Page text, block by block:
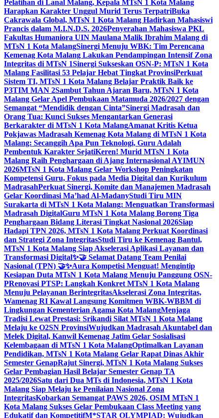
Pelatihan di Lanal Malang, Kepala MTsN 1 Kota Malang
Harapkan Karakter Unggul Murid Terus TerpatriBuka
Cakrawala Global, MTsN 1 Kota Malang Hadirkan Mahasiswi
Prancis dalam M.I.N.D.S. 2026Penyerahan Mahasiswa PKL
Fakultas Humaniora UIN Maulana Malik Ibrahim Malang di
MTsN 1 Kota MalangSinergi Menuju WBK: Tim Perencana
Kemenag Kota Malang Lakukan Pendampingan Intensif Zona
Integritas di MTsN 1Sinergi Sukseskan OSN-P: MTsN 1 Kota
Malang Fasilitasi 53 Pelajar Hebat Tingkat ProvinsiPerkuat
Sistem TI, MTsN 1 Kota Malang Belajar Praktik Baik ke
P3TIM MAN 2Sambut Tahun Ajaran Baru, MTsN 1 Kota
Malang Gelar Apel Pembukaan Matamuda 2026/2027 dengan
Semangat “Mendidik dengan Cinta”Sinergi Madrasah dan
Orang Tua: Kunci Sukses Mengantarkan Generasi
Berkarakter di MTsN 1 Kota MalangAmanat Kritis Ketua
Pokjawas Madrasah Kemenag Kota Malang di MTsN 1 Kota
Malang: Secanggih Apa Pun Teknologi, Guru Adalah
Pembentuk Karakter SejatiKeren! Murid MTsN 1 Kota
Malang Raih Penghargaan di Ajang Internasional AYIMUN
2026MTsN 1 Kota Malang Gelar Workshop Peningkatan
Kompetensi Guru, Fokus pada Media Digital dan Kurikulum
MadrasahPerkuat Sinergi, Komite dan Manajemen Madrasah
Gelar Koordinasi Ma’had Al-MadanyStudi Tiru MIN
Surakarta di MTsN 1 Kota Malang: Menguatkan Transformasi
Madrasah DigitalGuru MTsN 1 Kota Malang Borong Tiga
Penghargaan Bidang Literasi Tingkat Nasional 2026Siap
Hadapi TPN 2026, MTsN 1 Kota Malang Perkuat Koordinasi
dan Strategi Zona IntegritasStudi Tiru ke Kemenag Bantul,
MTsN 1 Kota Malang Siap Akselerasi Aplikasi Layanan dan
Transformasi Digital✨🤝 Selamat Datang Team Penilai
Nasional (TPN) 🤝✨Aura Kompetisi Menguat! Mengintip
Kesiapan Duta MTsN 1 Kota Malang Menuju Panggung OSN-
PRenovasi PTSP: Langkah Konkret MTsN 1 Kota Malang
Menuju Pelayanan BerintegritasAkselerasi Zona Integritas,
Wamenag RI Kawal Langsung Komitmen WBK-WBBM di
Lingkungan Kementerian Agama Kota MalangMenjaga
Tradisi Lewat Prestasi: Srikandi Silat MTsN 1 Kota Malang
Melaju ke O2SN ProvinsiWujudkan Madrasah Akuntabel dan
Melek Digital, Kanwil Kemenag Jatim Gelar Sosialisasi
Kelembagaan di MTsN 1 Kota MalangOptimalkan Layanan
Pendidikan, MTsN 1 Kota Malang Gelar Rapat Dinas Akhir
Semester GenapRajut Sinergi, MTsN 1 Kota Malang Sukses
Gelar Pembagian Hasil Belajar Semester Genap TA
2025/2026Satu dari Dua MTs di Indonesia, MTsN 1 Kota
Malang Siap Melaju ke Penilaian Nasional Zona
IntegritasKobarkan Semangat PAWS 2026, OSIM MTsN 1
Kota Malang Sukses Gelar Pembukaan Class Meeting yang
Edukatif dan KompetitifM*STAR OLYMPIAD: Wujudkan